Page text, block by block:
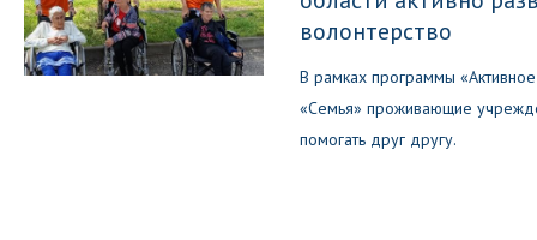
волонтерство
В рамках программы
«Семья» проживающие
помогать друг другу.